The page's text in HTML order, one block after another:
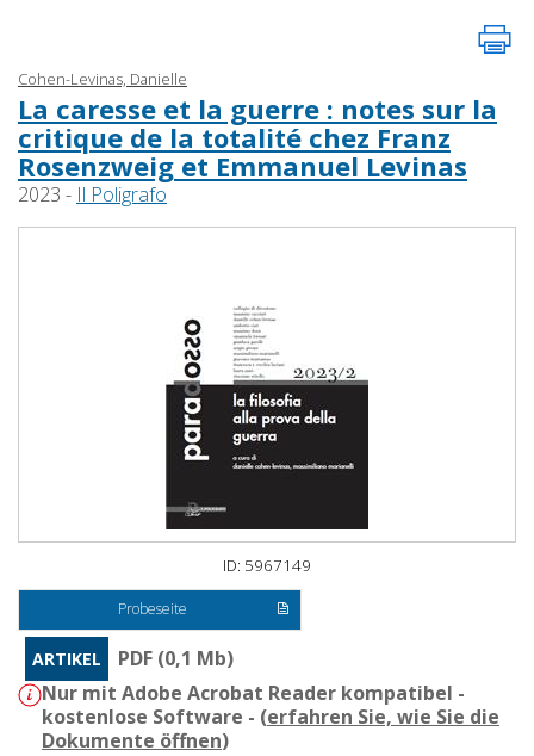
Cohen-Levinas, Danielle
La caresse et la guerre : notes sur la
critique de la totalité chez Franz
Rosenzweig et Emmanuel Levinas
2023 - Il Poligrafo
ID: 5967149
Probeseite
ARTIKEL
PDF (0,1 Mb)
Nur mit Adobe Acrobat Reader kompatibel -
kostenlose Software - (erfahren Sie, wie Sie die
Dokumente öffnen)